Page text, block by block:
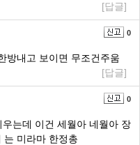
[답글]
0
방내고 보이면 무조건주움
[답글]
0
는데 이건 세월아 네월아 장
는 미라마 한정총